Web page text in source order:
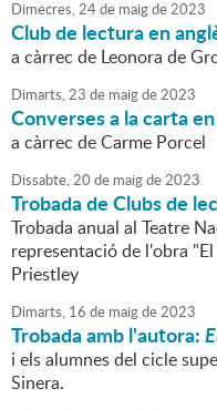
Dimecres,24de maigde2023
Club de lectura en
a càrrec de Leonora de
Dimarts,23 de maigde2023
Converses a la carta
a càrrec de Carme Porcel
Dissabte,20 de maigde2023
Trobada de Clubs de
Trobada anual al Teatre
representació de l'obra
Priestley
Dimarts, 16 de maigde2023
Trobada amb l'autora:
i els alumnes del cicle
Sinera.